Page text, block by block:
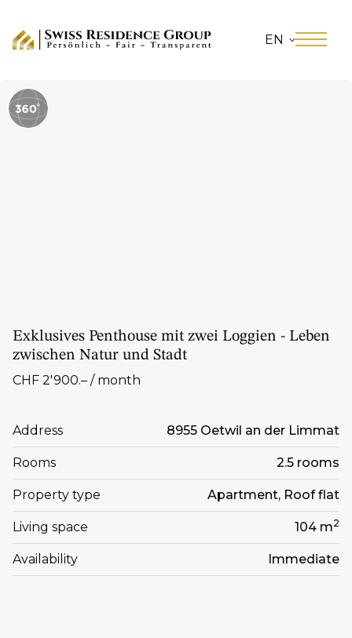
EN
Exklusives Penthouse mit zwei Loggien - Leben
zwischen Natur und Stadt
CHF 2'900.– / month
Address 8955 Oetwil an der Limmat
Rooms 2.5 rooms
Property type Apartment, Roof flat
Living space 104 m2
Availability Immediate